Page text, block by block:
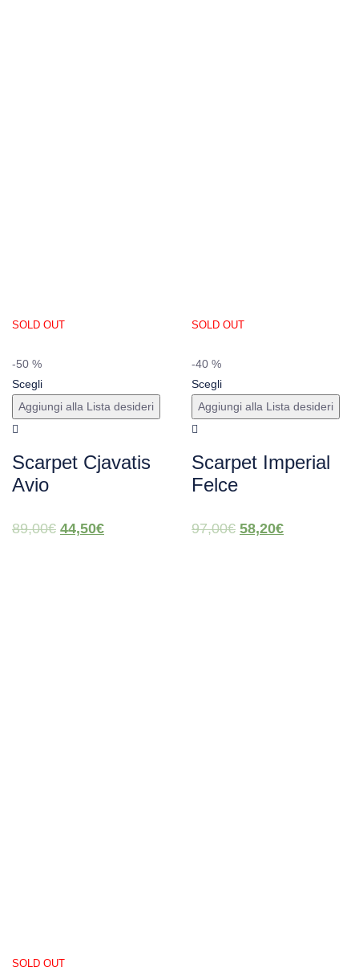
SOLD OUT
-50 %
Scegli
Aggiungi alla Lista desideri
Scarpet Cjavatis
Avio
89,00€ 44,50€
SOLD OUT
-40 %
Scegli
Aggiungi alla Lista desideri
Scarpet Imperial
Felce
97,00€ 58,20€
SOLD OUT